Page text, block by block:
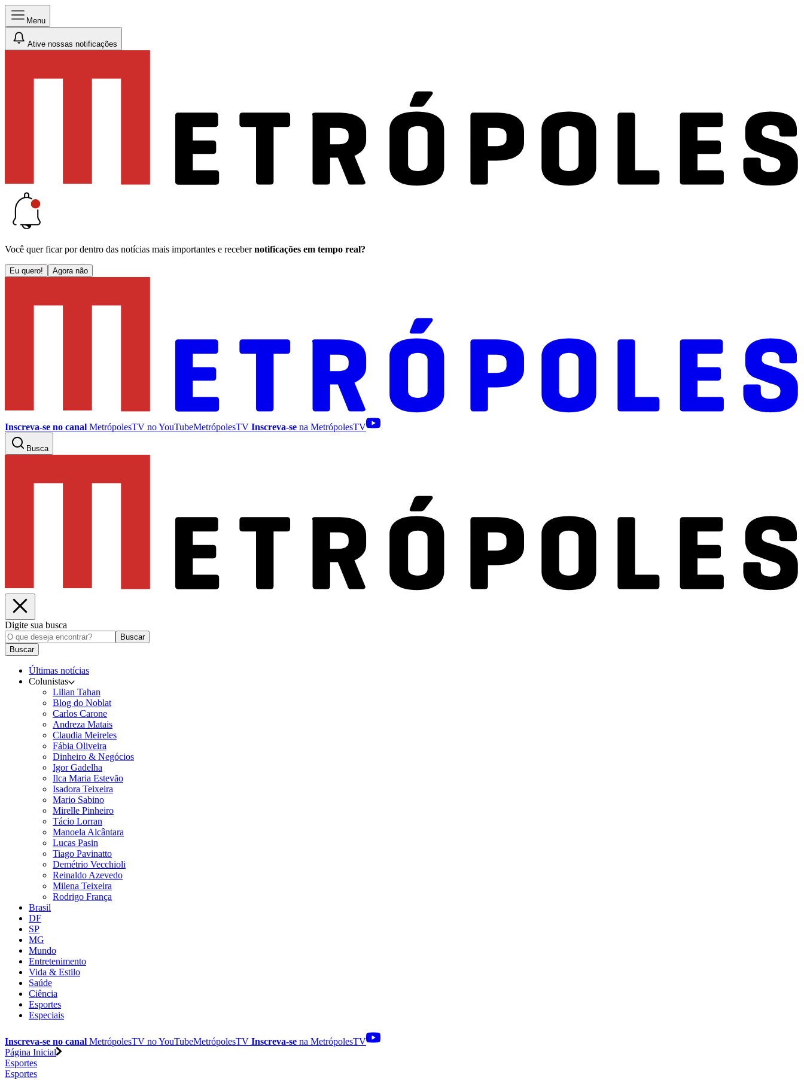
Menu
Ative nossas notificações
Você quer ficar por dentro das notícias mais importantes e receber notificações em tempo real?
Eu quero! Agora não
Inscreva-se no canal MetrópolesTV noYouTubeMetrópolesTV Inscreva-se na MetrópolesTV
Busca
Digite sua busca
Buscar
Buscar
Últimas notícias
Colunistas
Lilian Tahan
Blog do Noblat
Carlos Carone
Andreza Matais
Claudia Meireles
Fábia Oliveira
Dinheiro & Negócios
Igor Gadelha
Ilca Maria Estevão
Isadora Teixeira
Mario Sabino
Mirelle Pinheiro
Tácio Lorran
Manoela Alcântara
Lucas Pasin
Tiago Pavinatto
Demétrio Vecchioli
Reinaldo Azevedo
Milena Teixeira
Rodrigo França
Brasil
DF
SP
MG
Mundo
Entretenimento
Vida & Estilo
Saúde
Ciência
Esportes
Especiais
Inscreva-se no canal MetrópolesTV noYouTubeMetrópolesTV Inscreva-se na MetrópolesTV
Página Inicial
Esportes
Esportes